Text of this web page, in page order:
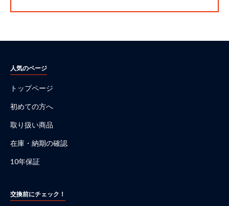
人気のページ
トップページ
初めての方へ
取り扱い商品
在庫・納期の確認
10年保証
交換前にチェック！